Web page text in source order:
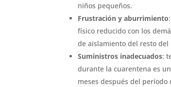
niños pequeños.
Frustración y aburrimiento
físico reducido con los
de aislamiento del resto
Suministros inadecuados:
durante la cuarentena es
meses después del